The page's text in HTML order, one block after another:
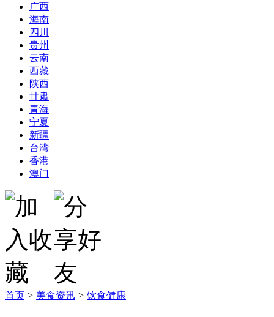
广西
海南
四川
贵州
云南
西藏
陕西
甘肃
青海
宁夏
新疆
台湾
香港
澳门
首页 > 美食资讯 > 饮食健康